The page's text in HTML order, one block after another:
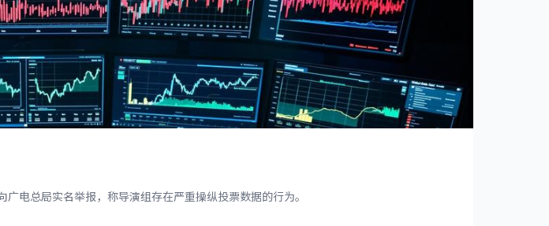
电总局实名举报，称导演组存在严重操纵投票数据的行为。